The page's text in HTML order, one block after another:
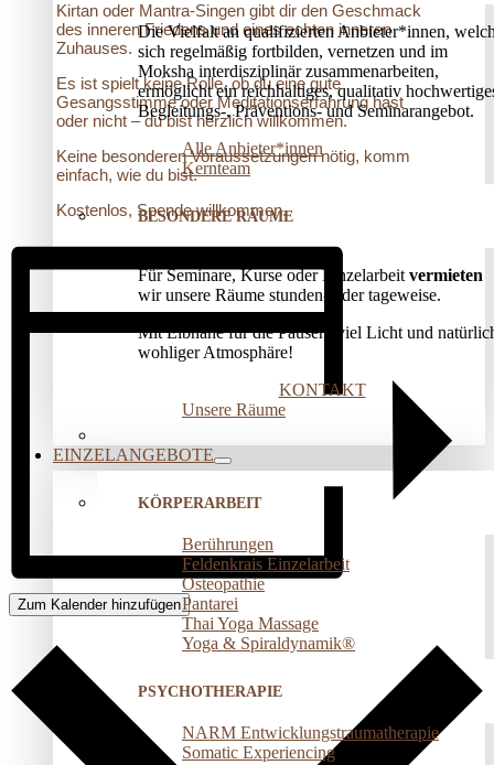
Die Vielfalt an qualifizierten Anbieter*innen,
sich regelmäßig fortbilden, vernetzen und im
Moksha interdisziplinär zusammenarbeiten,
ermöglicht ein reichhaltiges, qualitativ
Begleitungs-, Präventions­- und Seminarangebot.
Alle Anbieter*innen
Kernteam
BESONDERE RÄUME
Für Seminare, Kurse oder Einzelarbeit vermieten
wir unsere Räume stunden- oder tageweise.
Mit Elbnähe für die Pausen, viel Licht und
wohliger Atmosphäre!
KONTAKT
Unsere Räume
EINZELANGEBOTE
KÖRPERARBEIT
Berührungen
Feldenkrais Einzelarbeit
Osteopathie
Pantarei
Thai Yoga Massage
Yoga & Spiraldynamik®
PSYCHOTHERAPIE
NARM Entwicklungstraumatherapie
Somatic Experiencing
Kirtan oder Mantra-Singen gibt dir den Geschmack
des inneren Friedens und eines echten inneren
Zuhauses.
Es ist spielt keine Rolle, ob du eine gute
Gesangsstimme oder Meditationserfahrung hast
oder nicht – du bist herzlich willkommen.
Keine besonderen Voraussetzungen nötig, komm
einfach, wie du bist.
Kostenlos, Spende willkommen.
Zum Kalender hinzufügen